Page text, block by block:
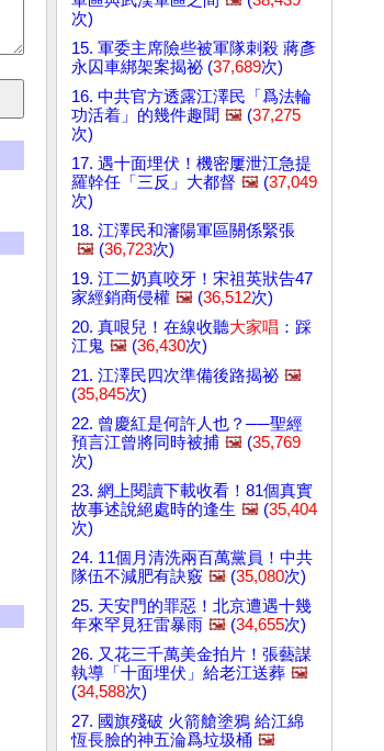
次)
15. 軍委主席險些被軍隊刺殺 蔣彥
永囚車綁架案揭祕 (37,689次)
16. 中共官方透露江澤民「爲法輪
功活着」的幾件趣聞 🖼️ (37,275
次)
17. 遇十面埋伏！機密屢泄江急提
羅幹任「三反」大都督 🖼️ (37,049
次)
18. 江澤民和瀋陽軍區關係緊張
🖼️ (36,723次)
19. 江二奶真咬牙！宋祖英狀告47
家經銷商侵權 🖼️ (36,512次)
20. 真哏兒！在線收聽大家唱 ：踩
江鬼 🖼️ (36,430次)
21. 江澤民四次準備後路揭祕 🖼️
(35,845次)
22. 曾慶紅是何許人也？──聖經
預言江曾將同時被捕 🖼️ (35,769
次)
23. 網上閱讀下載收看！81個真實
故事述說絕處時的逢生 🖼️ (35,404
次)
24. 11個月清洗兩百萬黨員！中共
隊伍不減肥有訣竅 🖼️ (35,080次)
25. 天安門的罪惡！北京遭遇十幾
年來罕見狂雷暴雨 🖼️ (34,655次)
26. 又花三千萬美金拍片！張藝謀
執導「十面埋伏」給老江送葬 🖼️
(34,588次)
27. 國旗殘破 火箭艙塗鴉 給江綿
恆長臉的神五淪爲垃圾桶 🖼️